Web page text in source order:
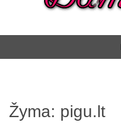
Žyma: pigu.lt